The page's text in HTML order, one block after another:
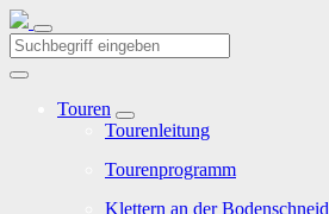
Touren
Tourenleitung
Tourenprogramm
Klettern an der Bodenschneid